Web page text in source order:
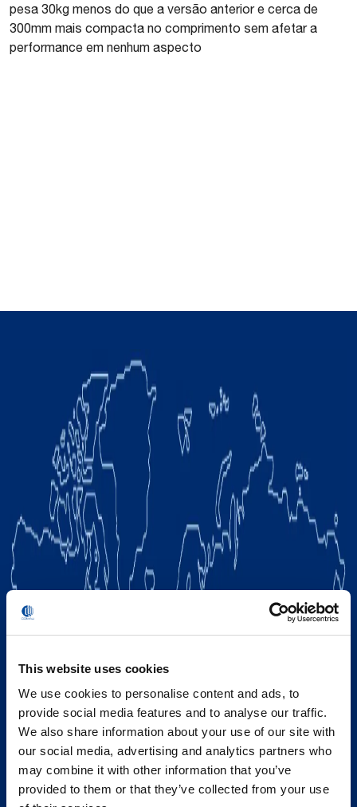
This website uses cookies
We use cookies to personalise content and ads, to
provide social media features and to analyse our traffic.
We also share information about your use of our site with
our social media, advertising and analytics partners who
may combine it with other information that you’ve
provided to them or that they’ve collected from your use
pesa 30kg menos do que a versão anterior e cerca de
300mm mais compacta no comprimento sem afetar a
performance em nenhum aspecto